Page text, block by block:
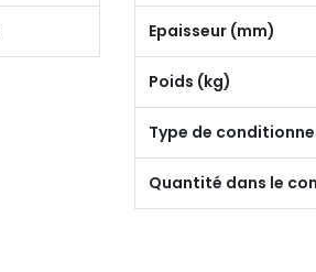
Epaisseur (mm)
Poids (kg)
Type de
Quantité dans le